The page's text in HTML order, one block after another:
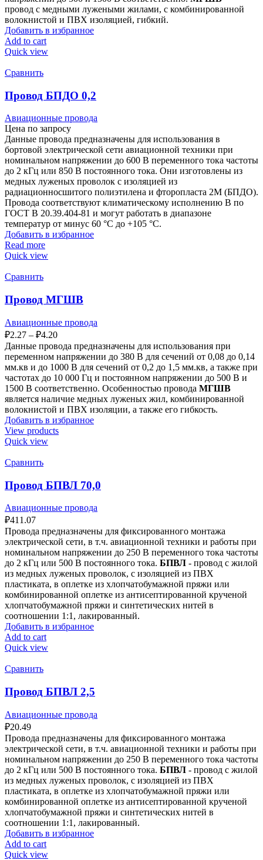
провод с медными лужеными жилами, с комбинированной
волокнистой и ПВХ изоляцией, гибкий.
Добавить в избранное
Add to cart
Quick view
Сравнить
Провод БПДО 0,2
Авиационные провода
Цена по запросу
Данные провода предназначены для использования в
бортовой электрической сети авиационной техники при
номинальном напряжении до 600 В переменного тока частоты
до 2 кГц или 850 В постоянного тока. Они изготовлены из
медных луженых проволок с изоляцией из
радиационносшитого полиэтилена и фторопласта 2М (БПДО).
Провода соответствуют климатическому исполнению В по
ГОСТ В 20.39.404-81 и могут работать в диапазоне
температур от минус 60 °C до +105 °C.
Добавить в избранное
Read more
Quick view
Сравнить
Провод МГШВ
Авиационные провода
₽2.27 – ₽4.20
Данные провода предназначены для использования при
переменном напряжении до 380 В для сечений от 0,08 до 0,14
мм.кв и до 1000 В для сечений от 0,2 до 1,5 мм.кв, а также при
частотах до 10 000 Гц и постоянном напряжении до 500 В и
1500 В соответственно. Особенностью провода МГШВ
является наличие медных луженых жил, комбинированной
волокнистой и ПВХ изоляции, а также его гибкость.
Добавить в избранное
View products
Quick view
Сравнить
Провод БПВЛ 70,0
Авиационные провода
₽411.07
Провода предназначены для фиксированного монтажа
электрической сети, в т.ч. авиационной техники и работы при
номинальном напряжении до 250 В переменного тока частоты
до 2 кГц или 500 В постоянного тока. БПВЛ - провод с жилой
из медных луженых проволок, с изоляцией из ПВХ
пластиката, в оплетке из хлопчатобумажной пряжи или
комбинированной оплетке из антисептированной крученой
хлопчатобумажной пряжи и синтетических нитей в
соотношении 1:1, лакированный.
Добавить в избранное
Add to cart
Quick view
Сравнить
Провод БПВЛ 2,5
Авиационные провода
₽20.49
Провода предназначены для фиксированного монтажа
электрической сети, в т.ч. авиационной техники и работы при
номинальном напряжении до 250 В переменного тока частоты
до 2 кГц или 500 В постоянного тока. БПВЛ - провод с жилой
из медных луженых проволок, с изоляцией из ПВХ
пластиката, в оплетке из хлопчатобумажной пряжи или
комбинированной оплетке из антисептированной крученой
хлопчатобумажной пряжи и синтетических нитей в
соотношении 1:1, лакированный.
Добавить в избранное
Add to cart
Quick view